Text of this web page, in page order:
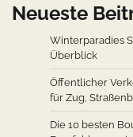
Neueste
Winterparadies
Überblick
Öffentlicher
für Zug,
Die 10 besten